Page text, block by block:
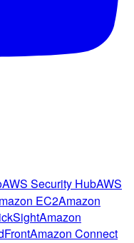
AWS Security HubAWS
EC2Amazon
Amazon
Amazon Connect